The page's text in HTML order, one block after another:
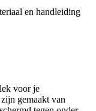
en handleiding
voor je
gemaakt van